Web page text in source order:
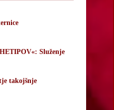
Služenje
takojšnje